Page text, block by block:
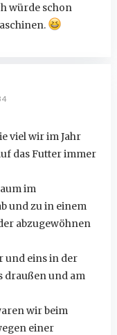
würde schon
viel wir im Jahr
das Futter immer
im
und zu in einem
abzugewöhnen
und eins in der
draußen und am
wir beim
einer